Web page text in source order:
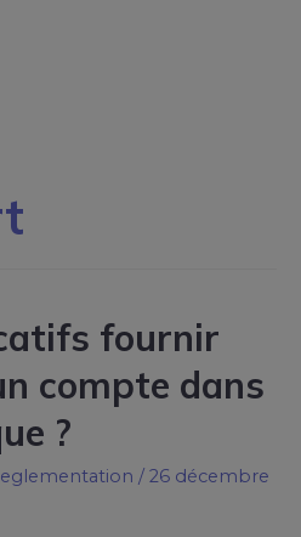
fournir
compte dans
?
/ 26 décembre